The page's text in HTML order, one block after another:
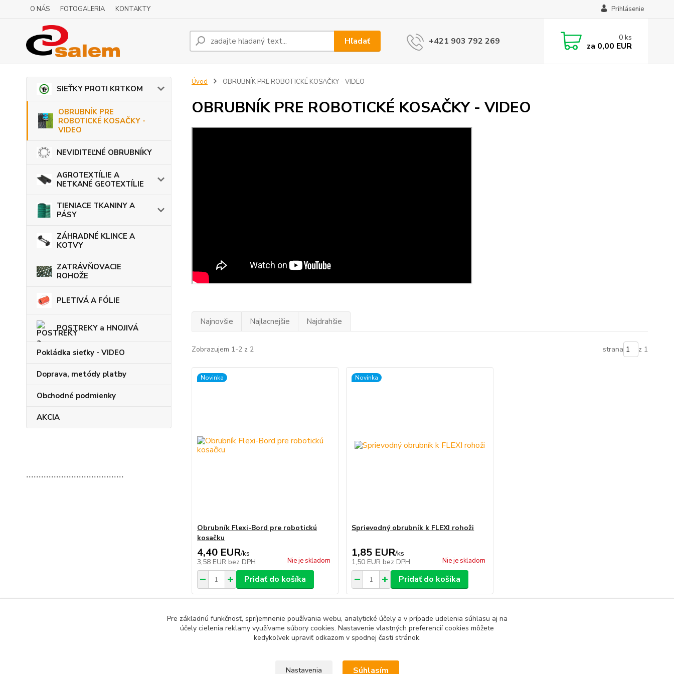
O NÁS FOTOGALERIA KONTAKTY Prihlásenie
Hľadať +421 903 792 269 0 ks
za 0,00 EUR
SIEŤKY PROTI KRTKOM
OBRUBNÍK PRE
ROBOTICKÉ KOSAČKY -
VIDEO
NEVIDITEĽNÉ OBRUBNÍKY
AGROTEXTÍLIE A
NETKANÉ GEOTEXTÍLIE
TIENIACE TKANINY A
PÁSY
ZÁHRADNÉ KLINCE A
KOTVY
ZATRÁVŇOVACIE
ROHOŽE
PLETIVÁ A FÓLIE
POSTREKY a HNOJIVÁ
Pokládka sieťky - VIDEO
Doprava, metódy platby
Obchodné podmienky
AKCIA
.......................................
Úvod OBRUBNÍK PRE ROBOTICKÉ KOSAČKY - VIDEO
OBRUBNÍK PRE ROBOTICKÉ KOSAČKY - VIDEO
Najnovšie Najlacnejšie Najdrahšie
Zobrazujem 1-2 z 2 strana z 1
Novinka
Obrubník Flexi-Bord pre robotickú
kosačku
4,40 EUR/ks
3,58 EUR bez DPH Nie je skladom
Pridať do košíka
Novinka
Sprievodný obrubník k FLEXI rohoži
1,85 EUR/ks
1,50 EUR bez DPH Nie je skladom
Pridať do košíka
Pre základnú funkčnosť, spríjemnenie používania webu, analytické účely a v prípade udelenia súhlasu aj na
účely cielenia reklamy využívame súbory cookies. Nastavenie vlastných preferencií cookies môžete
kedykoľvek upraviť odkazom v spodnej časti stránok.
Nastavenia Súhlasím